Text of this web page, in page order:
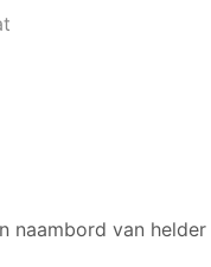
van